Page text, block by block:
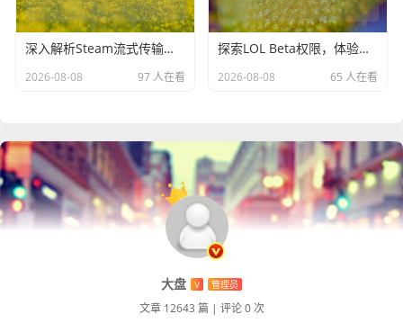
深入解析Steam流式传输驱动的原理与应用
2026-08-08 97 人在看
探索LOL Beta权限，体验MOBA英雄联盟前沿授权
2026-08-08 65 人在看
大盘 V 管理员
文章 12643 篇 | 评论 0 次